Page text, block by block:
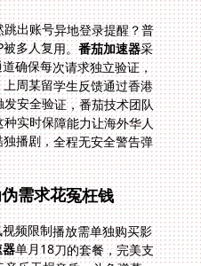
出账号异地登录提醒？普
多人复用。番茄加速器采
用AES-256加密的专属传输通道确保每次请求独立验证，
杜绝共享IP导致的账号风控。上周某留学生反馈通过香港
教育网节点登录腾讯视频时触发安全验证，番茄技术团队
两小时内就完成路由优化。这种实时保障能力让海外华人
放心观看需要会员登录的优酷独播剧，全程无安全警告弹
需求花冤枉钱
频限制播放需单独购买影
器单月18刀的套餐，完美支
持包括优酷8K超高清、网易云音乐无损音质、斗鱼弹幕
直播等全场景需求。更重要是无限流量设计让追剧党无需
精打细算，周末刷完《长相思》56集流量仍富余。相比部
分限制设备数的工具，它允许在Windows笔记本追CCTV